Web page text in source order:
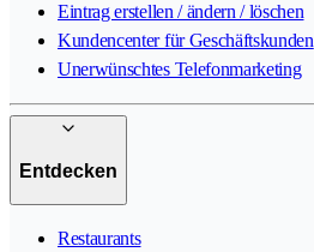
Eintrag erstellen / ändern / löschen
Kundencenter für Geschäftskunden
Unerwünschtes Telefonmarketing
Entdecken
Restaurants